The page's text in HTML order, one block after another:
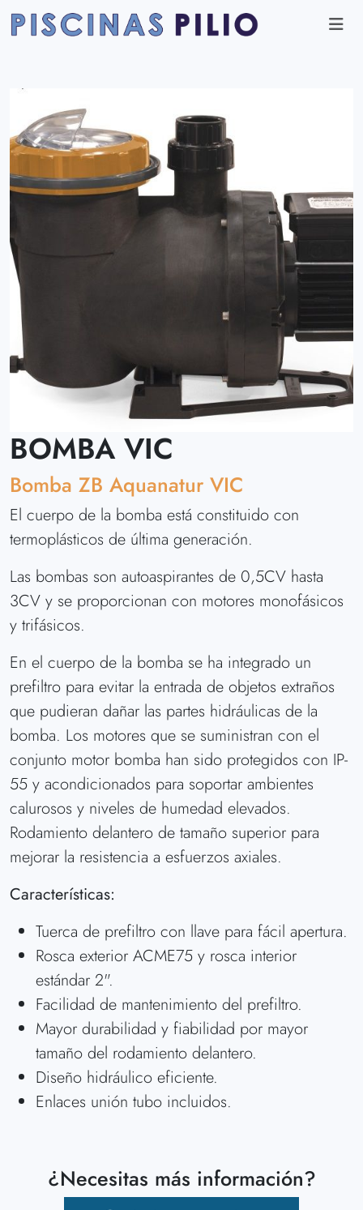
BOMBA VIC
Bomba ZB Aquanatur VIC
El cuerpo de la bomba está constituido con
termoplásticos de última generación.
Las bombas son autoaspirantes de 0,5CV hasta
3CV y se proporcionan con motores monofásicos
y trifásicos.
En el cuerpo de la bomba se ha integrado un
prefiltro para evitar la entrada de objetos extraños
que pudieran dañar las partes hidráulicas de la
bomba. Los motores que se suministran con el
conjunto motor bomba han sido protegidos con IP-
55 y acondicionados para soportar ambientes
calurosos y niveles de humedad elevados.
Rodamiento delantero de tamaño superior para
mejorar la resistencia a esfuerzos axiales.
Características:
Tuerca de prefiltro con llave para fácil apertura.
Rosca exterior ACME75 y rosca interior
estándar 2".
Facilidad de mantenimiento del prefiltro.
Mayor durabilidad y fiabilidad por mayor
tamaño del rodamiento delantero.
Diseño hidráulico eficiente.
Enlaces unión tubo incluidos.
¿Necesitas más información?